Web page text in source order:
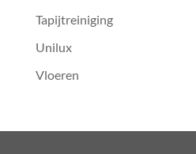
Tapijtreiniging
Unilux
Vloeren